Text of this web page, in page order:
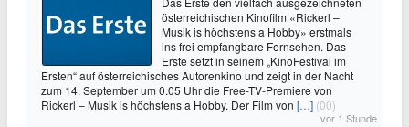
österreichischen Kinofilm «Rickerl –
Musik is höchstens a Hobby» erstmals
ins frei empfangbare Fernsehen. Das
Erste setzt in seinem „KinoFestival im
Ersten“ auf österreichisches Autorenkino und zeigt in der Nacht
zum 14. September um 0.05 Uhr die Free-TV-Premiere von
Rickerl – Musik is höchstens a Hobby. Der Film von […] (00)
vor 1 Stunde